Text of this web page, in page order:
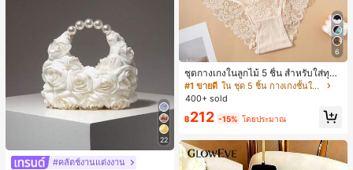
22
#คลัตช์งานแต่งงาน
6
ชุดกางเกงในลูกไม้ 5 ชิ้น สำหรับใส่ทุกวั
น
#1 ขายดี
ใน ชุด 5 ชิ้น กางเกงชั้นในผู้หญิง
400+ sold
฿212 -15% โดยประมาณ